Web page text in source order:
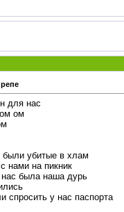
для нас
ом
убитые в хлам
нами на пикник
была наша дурь
спросить у нас паспорта